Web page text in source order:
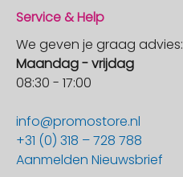
Service & Help
We geven je graag advies:
Maandag - vrijdag
08:30 - 17:00
info@promostore.nl
+31 (0) 318 – 728 788
Aanmelden Nieuwsbrief